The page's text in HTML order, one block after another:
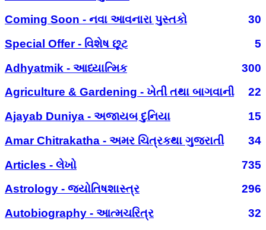
Coming Soon - નવા આવનારા પુસ્તકો
30
Special Offer - વિશેષ છૂટ
5
Adhyatmik - આધ્યાત્મિક
300
Agriculture & Gardening - ખેતી તથા બાગવાની
22
Ajayab Duniya - અજાયબ દુનિયા
15
Amar Chitrakatha - અમર ચિત્રકથા ગુજરાતી
34
Articles - લેખો
735
Astrology - જ્યોતિષશાસ્ત્ર
296
Autobiography - આત્મચરિત્ર
32